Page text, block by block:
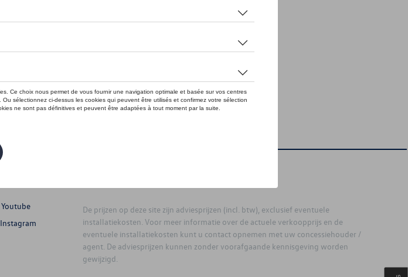
Youtube
Instagram
De prijzen op deze site zijn adviesprijzen (incl. btw), exclusief eventuele
installatiekosten. Voor meer informatie over de actuele verkoopprijs en de
eventuele installatiekosten kunt u contact opnemen met uw concessiehouder /
agent. De adviesprijzen kunnen zonder voorafgaande kennisgeving worden
gewijzigd.